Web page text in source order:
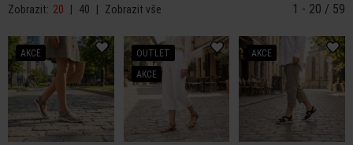
Zobrazit: 20 | 40 | Zobrazit vše 1 - 20 / 59
AKCE
OUTLET
AKCE
AKCE